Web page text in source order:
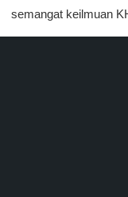
semangat keilmuan